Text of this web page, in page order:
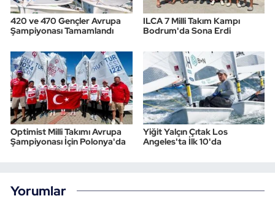
420 ve 470 Gençler Avrupa
Şampiyonası Tamamlandı
ILCA 7 Milli Takım Kampı
Bodrum'da Sona Erdi
Optimist Milli Takımı Avrupa
Şampiyonası İçin Polonya'da
Yiğit Yalçın Çıtak Los
Angeles'ta İlk 10'da
Yorumlar